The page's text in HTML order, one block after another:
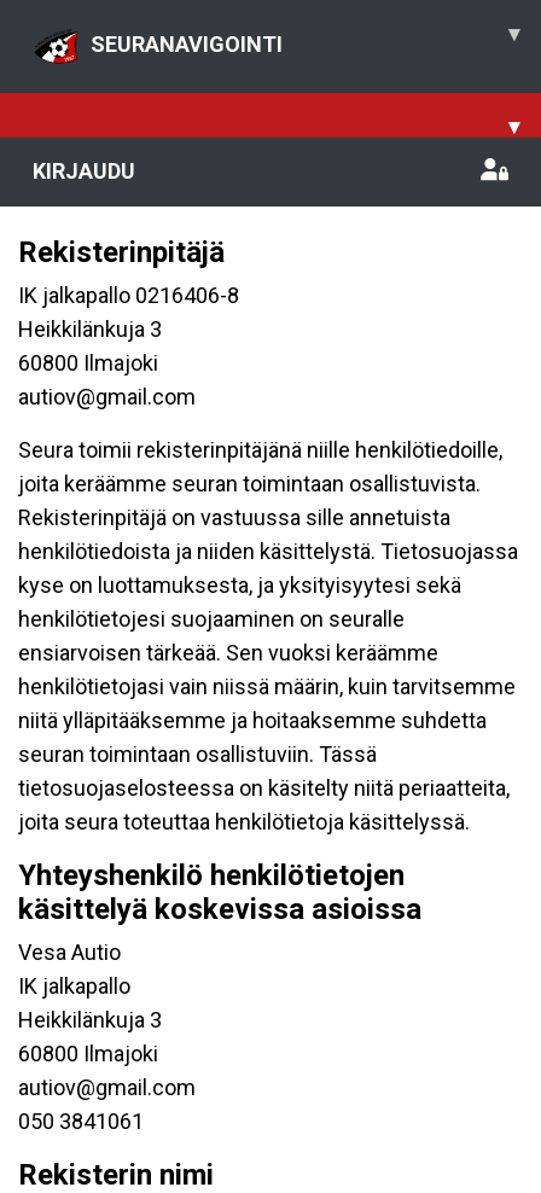
SEURANAVIGOINTI ▾
▾
KIRJAUDU
Rekisterinpitäjä
IK jalkapallo 0216406-8
Heikkilänkuja 3
60800 Ilmajoki
autiov@gmail.com
Seura toimii rekisterinpitäjänä niille henkilötiedoille,
joita keräämme seuran toimintaan osallistuvista.
Rekisterinpitäjä on vastuussa sille annetuista
henkilötiedoista ja niiden käsittelystä. Tietosuojassa
kyse on luottamuksesta, ja yksityisyytesi sekä
henkilötietojesi suojaaminen on seuralle
ensiarvoisen tärkeää. Sen vuoksi keräämme
henkilötietojasi vain niissä määrin, kuin tarvitsemme
niitä ylläpitääksemme ja hoitaaksemme suhdetta
seuran toimintaan osallistuviin. Tässä
tietosuojaselosteessa on käsitelty niitä periaatteita,
joita seura toteuttaa henkilötietoja käsittelyssä.
Yhteyshenkilö henkilötietojen
käsittelyä koskevissa asioissa
Vesa Autio
IK jalkapallo
Heikkilänkuja 3
60800 Ilmajoki
autiov@gmail.com
050 3841061
Rekisterin nimi